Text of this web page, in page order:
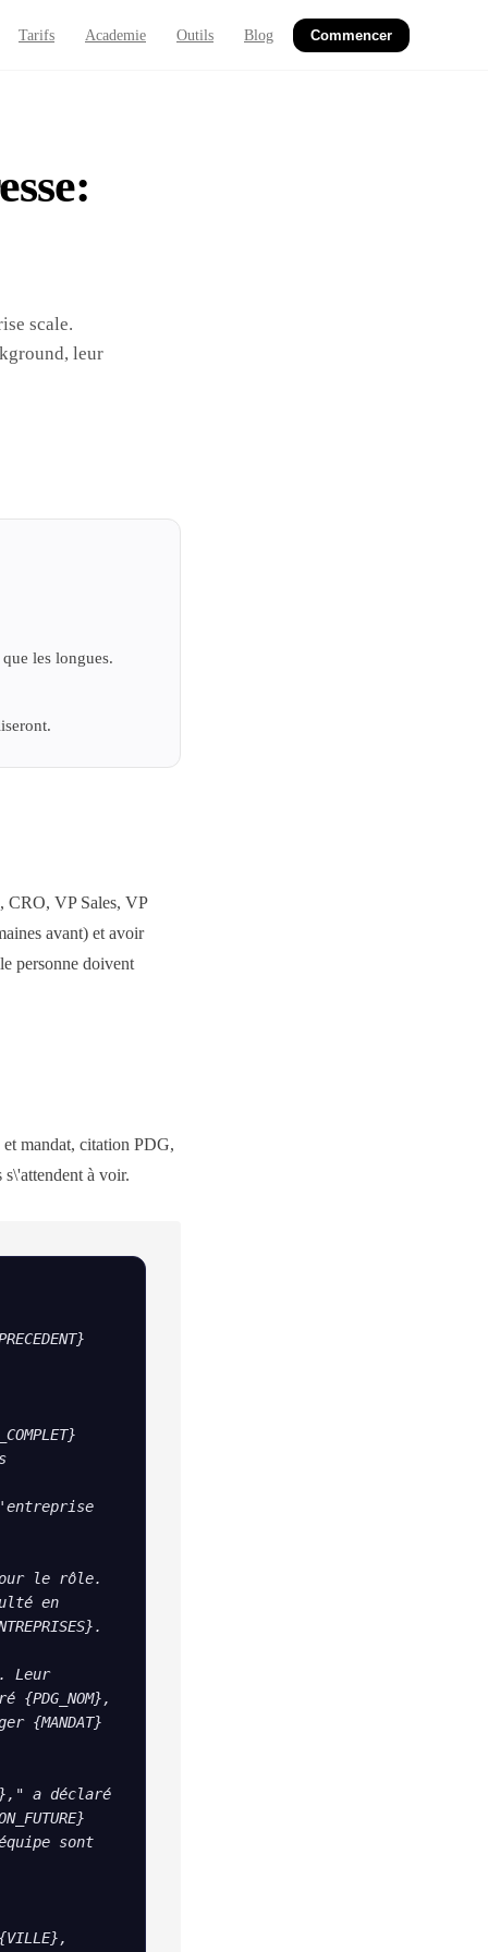
Tarifs Academie Outils Blog Commencer
scale.
leur
les longues.
CRO, VP Sales, VP
avant) et avoir
personne doivent
mandat, citation PDG,
à voir.
l'entreprise
le rôle.
en
Leur
{MANDAT}
a déclaré
sont
{VILLE},